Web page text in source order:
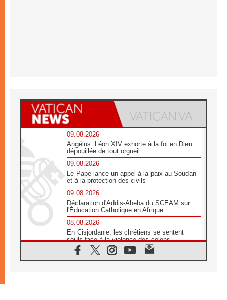
09.08.2026
Angélus: Léon XIV exhorte à la foi en Dieu
dépouillée de tout orgueil
09.08.2026
Le Pape lance un appel à la paix au Soudan
et à la protection des civils
09.08.2026
Déclaration d'Addis-Abeba du SCEAM sur
l'Éducation Catholique en Afrique
08.08.2026
En Cisjordanie, les chrétiens se sentent
seuls face à la violence des colons
08.08.2026
Léon XIV au sanctuaire de Notre Dame du